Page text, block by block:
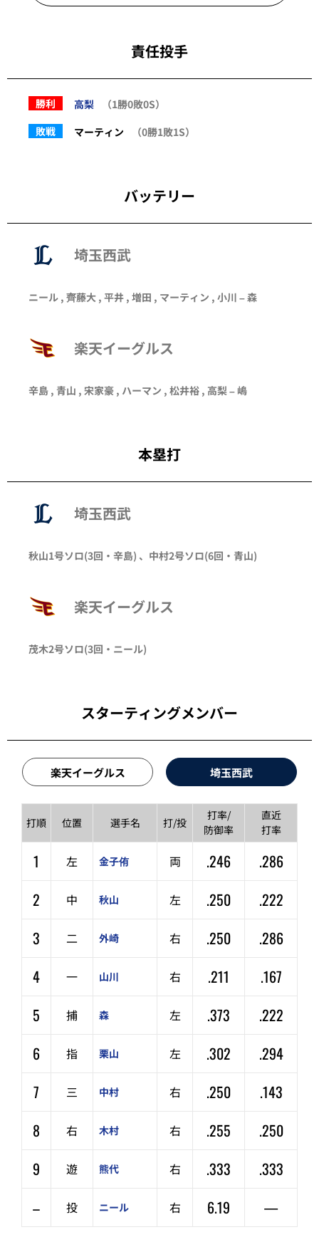
責任投手
勝利 高梨
（1勝0敗0S）
敗戦
マーティン （0勝1敗1S）
バッテリー
埼玉西武
ニール , 齊藤大 , 平井 , 増田 , マーティン , 小川 –森
楽天イーグルス
辛島 , 青山 , 宋家豪 , ハーマン , 松井裕 , 高梨– 嶋
本塁打
埼玉西武
秋山1号ソロ(3回・ 辛島) 、 中村2号ソロ(6回・ 青山)
楽天イーグルス
茂木2号ソロ(3回・ ニール)
スターティングメンバー
楽天イーグルス 埼玉西武
打順 位置 選手名 打/投
打率/
防御率
直近
打率
1 左 金子侑 両 .246
.286
2
中 秋山 左 .250
.222
3
二 外崎 右 .250
.286
4
一 山川 右 .211
.167
5
捕 森 左 .373
.222
6
指 栗山 左 .302
.294
7
三 中村 右 .250
.143
8
右 木村 右 .255
.250
9
遊 熊代 右 .333
.333
–
投 ニール 右 6.19 —